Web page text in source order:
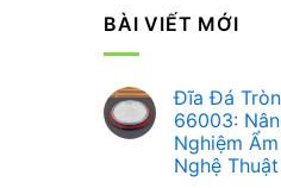
BÀI VIẾT MỚI
Đĩa Đá
66003:
Nghiệm
Nghệ